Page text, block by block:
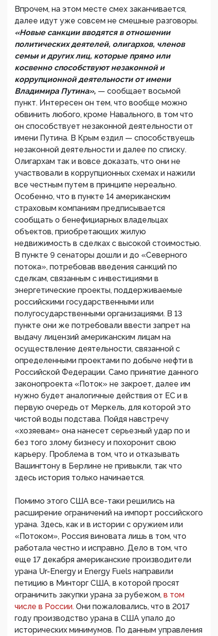
Впрочем, на этом месте смех заканчивается,
далее идут уже совсем не смешные разговоры.
«Новые санкции вводятся в отношении
политических деятелей, олигархов, членов
семьи и других лиц, которые прямо или
косвенно способствуют незаконной и
коррупционной деятельности от имени
Владимира Путина», — сообщает восьмой
пункт. Интересен он тем, что вообще можно
обвинить любого, кроме Навального, в том что
он способствует незаконной деятельности от
имени Путина. В Крым ездил — способствуешь
незаконной деятельности и далее по списку.
Олигархам так и вовсе доказать, что они не
участвовали в коррупционных схемах и нажили
все честным путем в принципе нереально.
Особенно, что в пункте 14 американским
страховым компаниям предписывается
сообщать о бенефициарных владельцах
объектов, приобретающих жилую
недвижимость в сделках с высокой стоимостью.
В пункте 9 сенаторы дошли и до «Северного
потока», потребовав введения санкций по
сделкам, связанным с инвестициями в
энергетические проекты, поддерживаемые
российскими государственными или
полугосударственными организациями. В 13
пункте они же потребовали ввести запрет на
выдачу лицензий американским лицам на
осуществление деятельности, связанной с
определенными проектами по добыче нефти в
Российской Федерации. Само принятие данного
законопроекта «Поток» не закроет, далее им
нужно будет аналогичные действия от ЕС и в
первую очередь от Меркель, для которой это
чистой воды подстава. Пойдя навстречу
«хозяевам» она нанесет серьезный удар по и
без того злому бизнесу и похоронит свою
карьеру. Проблема в том, что и отказывать
Вашингтону в Берлине не привыкли, так что
здесь история только начинается.
Помимо этого США все-таки решились на
расширение ограничений на импорт российского
урана. Здесь, как и в истории с оружием или
«Потоком», Россия виновата лишь в том, что
работала честно и исправно. Дело в том, что
еще 17 декабря американские производители
урана Ur-Energy и Energy Fuels направили
петицию в Минторг США, в которой просят
ограничить закупки урана за рубежом, в том
числе в России. Они пожаловались, что в 2017
году производство урана в США упало до
исторических минимумов. По данным управления